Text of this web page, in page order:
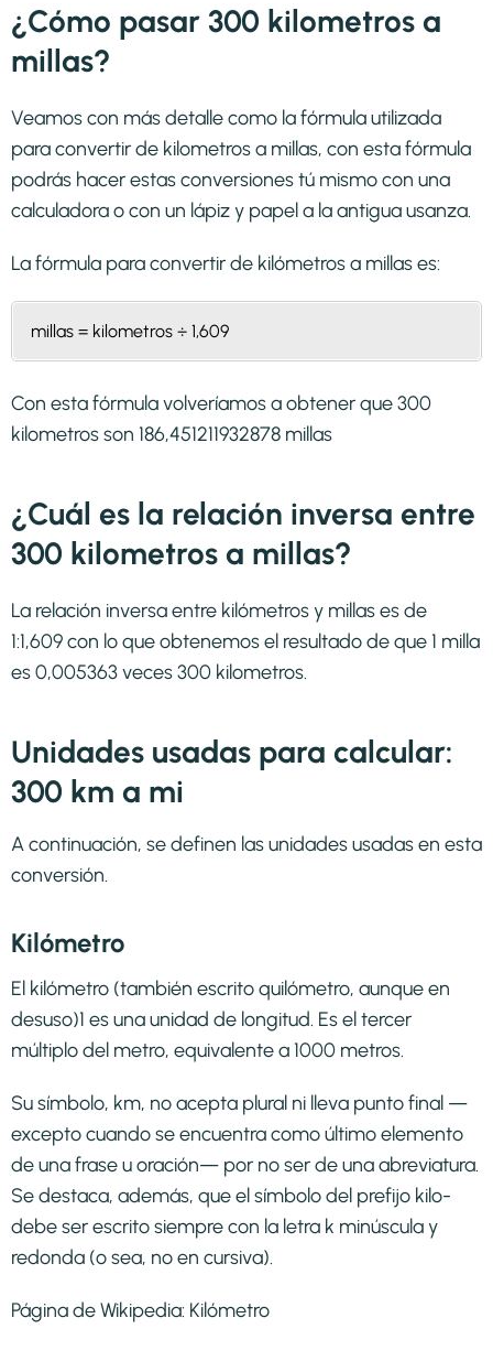
¿Cómo pasar 300 kilometros a
millas?
Veamos con más detalle como la fórmula utilizada
para convertir de kilometros a millas, con esta fórmula
podrás hacer estas conversiones tú mismo con una
calculadora o con un lápiz y papel a la antigua usanza.
La fórmula para convertir de kilómetros a millases:
millas = kilometros ÷ 1,609
Con esta fórmula volveríamos a obtener que 300
kilometros son 186,451211932878 millas
¿Cuál es la relación inversa entre
300 kilometros a millas?
La relación inversa entre kilómetros y millas es de
1:1,609 con lo que obtenemos el resultado de que 1 milla
es 0,005363 veces 300 kilometros.
Unidades usadas para calcular:
300 km a mi
A continuación, se definen las unidades usadas en esta
conversión.
Kilómetro
El kilómetro (también escrito quilómetro, aunque en
desuso)1​ es una unidad de longitud. Es el tercer
múltiplo del metro, equivalente a 1000 metros.
Su símbolo, km, no acepta plural ni lleva punto final —
excepto cuando se encuentra como último elemento
de una frase u oración— por no ser de una abreviatura.
Se destaca, además, que el símbolo del prefijo kilo-
debe ser escrito siempre con la letra k minúscula y
redonda (o sea, no en cursiva).
Página de Wikipedia: Kilómetro